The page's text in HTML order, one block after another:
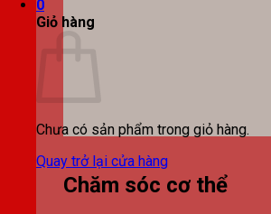
0
Giỏ hàng
Chưa có sản phẩm trong giỏ hàng.
Quay trở lại cửa hàng
Chăm sóc cơ thể